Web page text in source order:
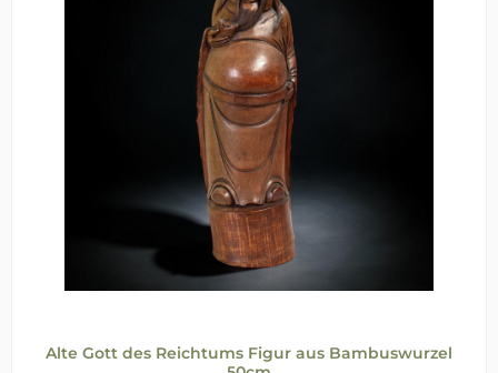
Alte Gott des Reichtums Figur aus Bambuswurzel